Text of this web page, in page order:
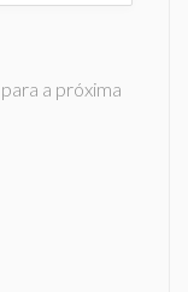
a próxima